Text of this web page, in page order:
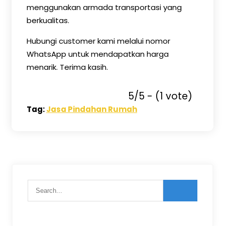
menggunakan armada transportasi yang
berkualitas.
Hubungi customer kami melalui nomor
WhatsApp untuk mendapatkan harga
menarik. Terima kasih.
5/5 - (1 vote)
Tag:Jasa Pindahan Rumah